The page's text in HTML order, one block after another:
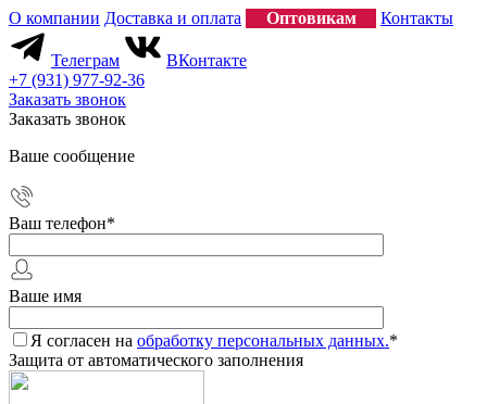
О компании Доставка и оплата Оптовикам Контакты
Телеграм
ВКонтакте
+7 (931) 977-92-36
Заказать звонок
Заказать звонок
Ваше сообщение
Ваш телефон*
Ваше имя
Я согласен на обработку персональных данных.*
Защита от автоматического заполнения